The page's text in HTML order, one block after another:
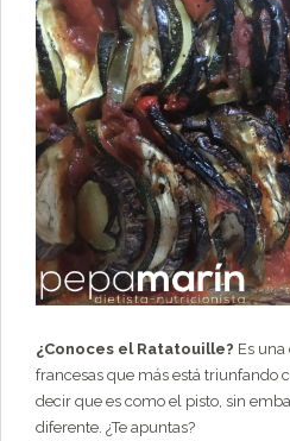
¿Conoces el Ratatouille? Es
francesas que más está triunfando
decir que es como el pisto, sin
diferente. ¿Te apuntas?